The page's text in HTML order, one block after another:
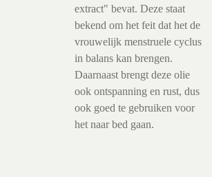
extract" bevat. Deze staat
bekend om het feit dat het de
vrouwelijk menstruele cyclus
in balans kan brengen.
Daarnaast brengt deze olie
ook ontspanning en rust, dus
ook goed te gebruiken voor
het naar bed gaan.